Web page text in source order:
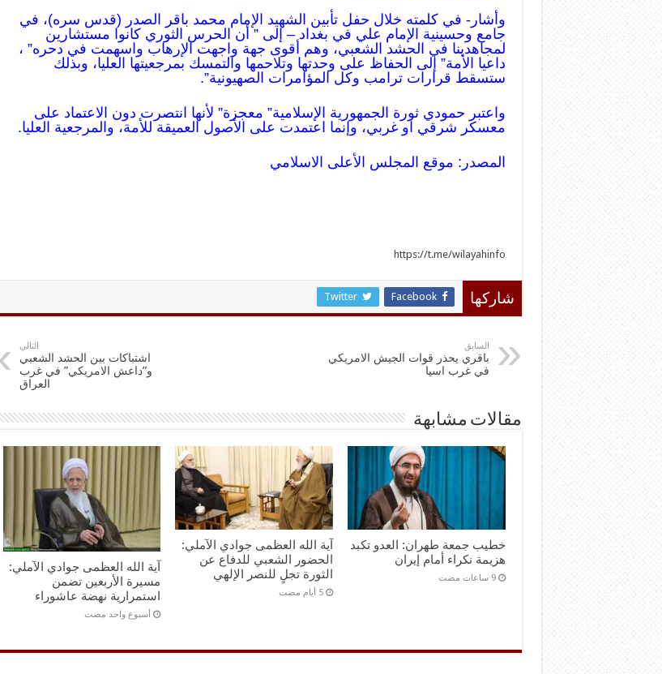
وأشار- في كلمته خلال حفل تأبين الشهيد الإمام محمد باقر الصدر (قدس سره)، في
جامع وحسينية الإمام علي في بغداد – إلى ” أن الحرس الثوري كانوا مستشارين
لمجاهدينا في الحشد الشعبي، وهم أقوى جهة واجهت الإرهاب واسهمت في دحره” ،
داعيا الأمة” إلى الحفاظ على وحدتها وتلاحمها والتمسك بمرجعيتها العليا، وبذلك
ستسقط قرارات ترامب وكل المؤامرات الصهيونية”.
واعتبر حمودي ثورة الجمهورية الإسلامية” معجزة” لأنها انتصرت دون الاعتماد على
معسكر شرقي او غربي، وإنما اعتمدت على الأصول العميقة للأمة، والمرجعية العليا.
المصدر: موقع المجلس الأعلى الاسلامي
https://t.me/wilayahinfo
شاركها Facebook
Twitter
السابق
باقري يحذر قوات الجيش الامريكي
في غرب اسيا
التالي
اشتباكات بين الحشد الشعبي
و”داعش الامريكي” في غرب
العراق
مقالات مشابهة
خطيب جمعة طهران: العدو تكبد
هزيمة نكراء أمام إيران
‏9 ساعات مضت
آية الله العظمى جوادي الآملي:
الحضور الشعبي للدفاع عن
الثورة تجلٍ للنصر الإلهي
‏5 أيام مضت
آية الله العظمى جوادي الآملي:
مسيرة الأربعين تضمن
استمرارية نهضة عاشوراء
‏أسبوع واحد مضت